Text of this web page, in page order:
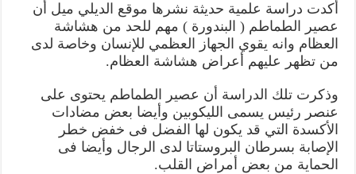
أكدت دراسة علمية حديثة نشرها موقع الديلي ميل أن
عصير الطماطم ( البندورة ) مهم للحد من هشاشة
العظام وانه يقوي الجهاز العظمي للإنسان وخاصة لدى
من تظهر عليهم أعراض هشاشة العظام.
وذكرت تلك الدراسة أن عصير الطماطم يحتوى على
عنصر رئيس يسمى الليكوبين وأيضا بعض مضادات
الأكسدة التي قد يكون لها الفضل فى خفض خطر
الإصابة بسرطان البروستاتا لدى الرجال وأيضا فى
الحماية من بعض أمراض القلب.